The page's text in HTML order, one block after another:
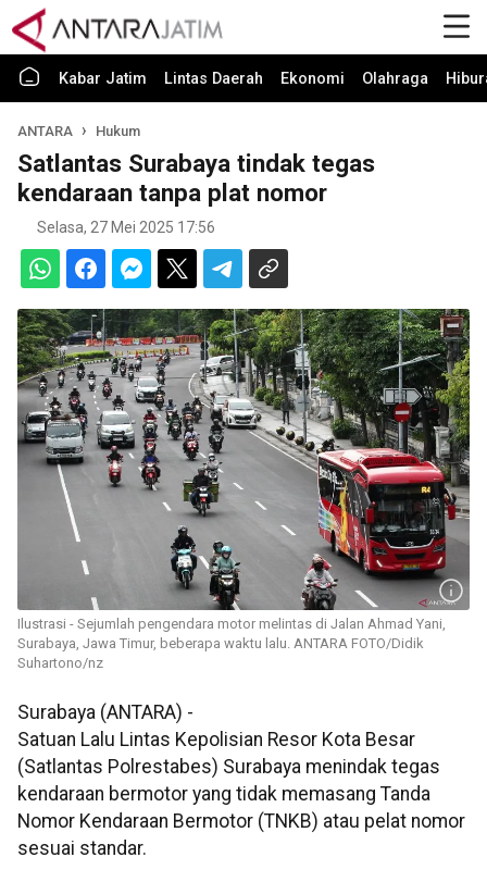
Kabar Jatim Lintas Daerah Ekonomi Olahraga
ANTARA Hukum
Satlantas Surabaya tindak tegas
kendaraan tanpa plat nomor
Selasa, 27 Mei 2025 17:56
Ilustrasi - Sejumlah pengendara motor melintas di Jalan Ahmad Yani,
Surabaya, Jawa Timur, beberapa waktu lalu. ANTARA FOTO/Didik
Suhartono/nz
Surabaya (ANTARA) -
Satuan Lalu Lintas Kepolisian Resor Kota Besar
(Satlantas Polrestabes) Surabaya menindak tegas
kendaraan bermotor yang tidak memasang Tanda
Nomor Kendaraan Bermotor (TNKB) atau pelat nomor
sesuai standar.